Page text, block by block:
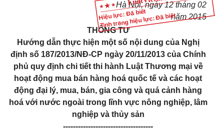
Hiệu lực: Đã biết
Tình trạng hiệu lực: Đã biết
Hà Nội, ngày 12 tháng 02
năm 2015
THÔNG TƯ
Hướng dẫn thực hiện một số nội dung của Nghị
định số 187/2013/NĐ-CP ngày 20/11/2013 của Chính
phủ quy định chi tiết thi hành Luật Thương mại về
hoạt động mua bán hàng hoá quốc tế và các hoạt
động đại lý, mua, bán, gia công và quá cảnh hàng
hoá với nước ngoài trong lĩnh vực nông nghiệp, lâm
nghiệp và thủy sản
------------------------------------